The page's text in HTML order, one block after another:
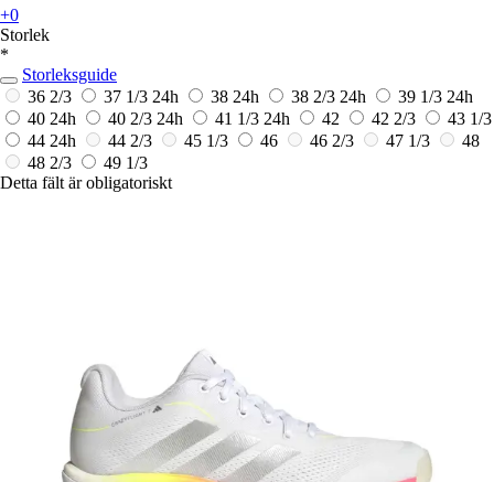
+0
Storlek
*
Storleksguide
36 2/3
37 1/3 24h 38 24h 38 2/3 24h 39 1/3 24h
40 24h 40 2/3 24h 41 1/3 24h 42 42 2/3
43 1/3
44 24h 44 2/3 45 1/3 46 46 2/3 47 1/3
48
48 2/3
49 1/3
Detta fält är obligatoriskt